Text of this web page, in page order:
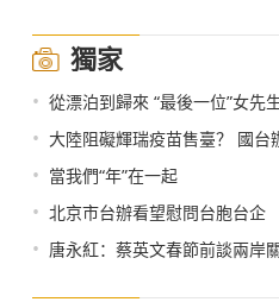
獨家
• 從漂泊到歸來 “最後一位”女先
• 大陸阻礙輝瑞疫苗售臺？ 國台
• 當我們“年”在一起
• 北京市台辦看望慰問台胞台企
• 唐永紅：蔡英文春節前談兩岸